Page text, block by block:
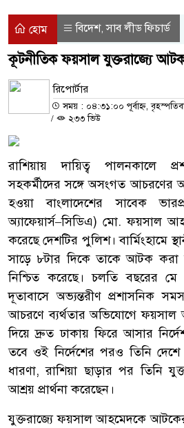
হোম বিদেশ,সাব লীড ফিচার্ড
কূটনীতিক ফয়সাল যুক্তরাজ্যে
রিপোর্টার
সময় : ০৪:৩১:০০ পূর্বাহ্ন,
/
২৩৩ ভিউ
রাশিয়ায় দায়িত্ব পালনকালে
সহকর্মীদের সঙ্গে অসংগত আচরণের
হওয়া বাংলাদেশের সাবেক
অ্যাফেয়ার্স–সিডিএ) মো. ফয়সাল
করেছে দেশটির পুলিশ। বার্মিংহামে
সাড়ে ৮টার দিকে তাকে আটক করা
নিশ্চিত করেছে। চলতি বছরের মে
দূতাবাসে অভ্যন্তরীণ প্রশাসনিক
আচরণে ব্যর্থতার অভিযোগে ফয়সাল
দিয়ে দ্রুত ঢাকায় ফিরে আসার নির্দেশ
তবে ওই নির্দেশের পরও তিনি দেশে
ধারণা, রাশিয়া ছাড়ার পর তিনি
আশ্রয় প্রার্থনা করেছেন।
যুক্তরাজ্যে ফয়সাল আহমেদকে আটকের